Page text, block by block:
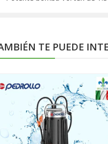
TE PUEDE